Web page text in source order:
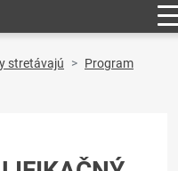
stretávajú
Program